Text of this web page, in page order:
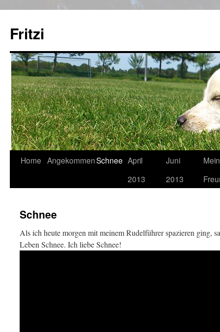
springen
Fritzi
Home AngekommenSchnee April
2013
Juni
2013
Schnee
Als ich heute morgen mit meinem Rudelführer spazieren ging,
Leben Schnee. Ich liebe Schnee!